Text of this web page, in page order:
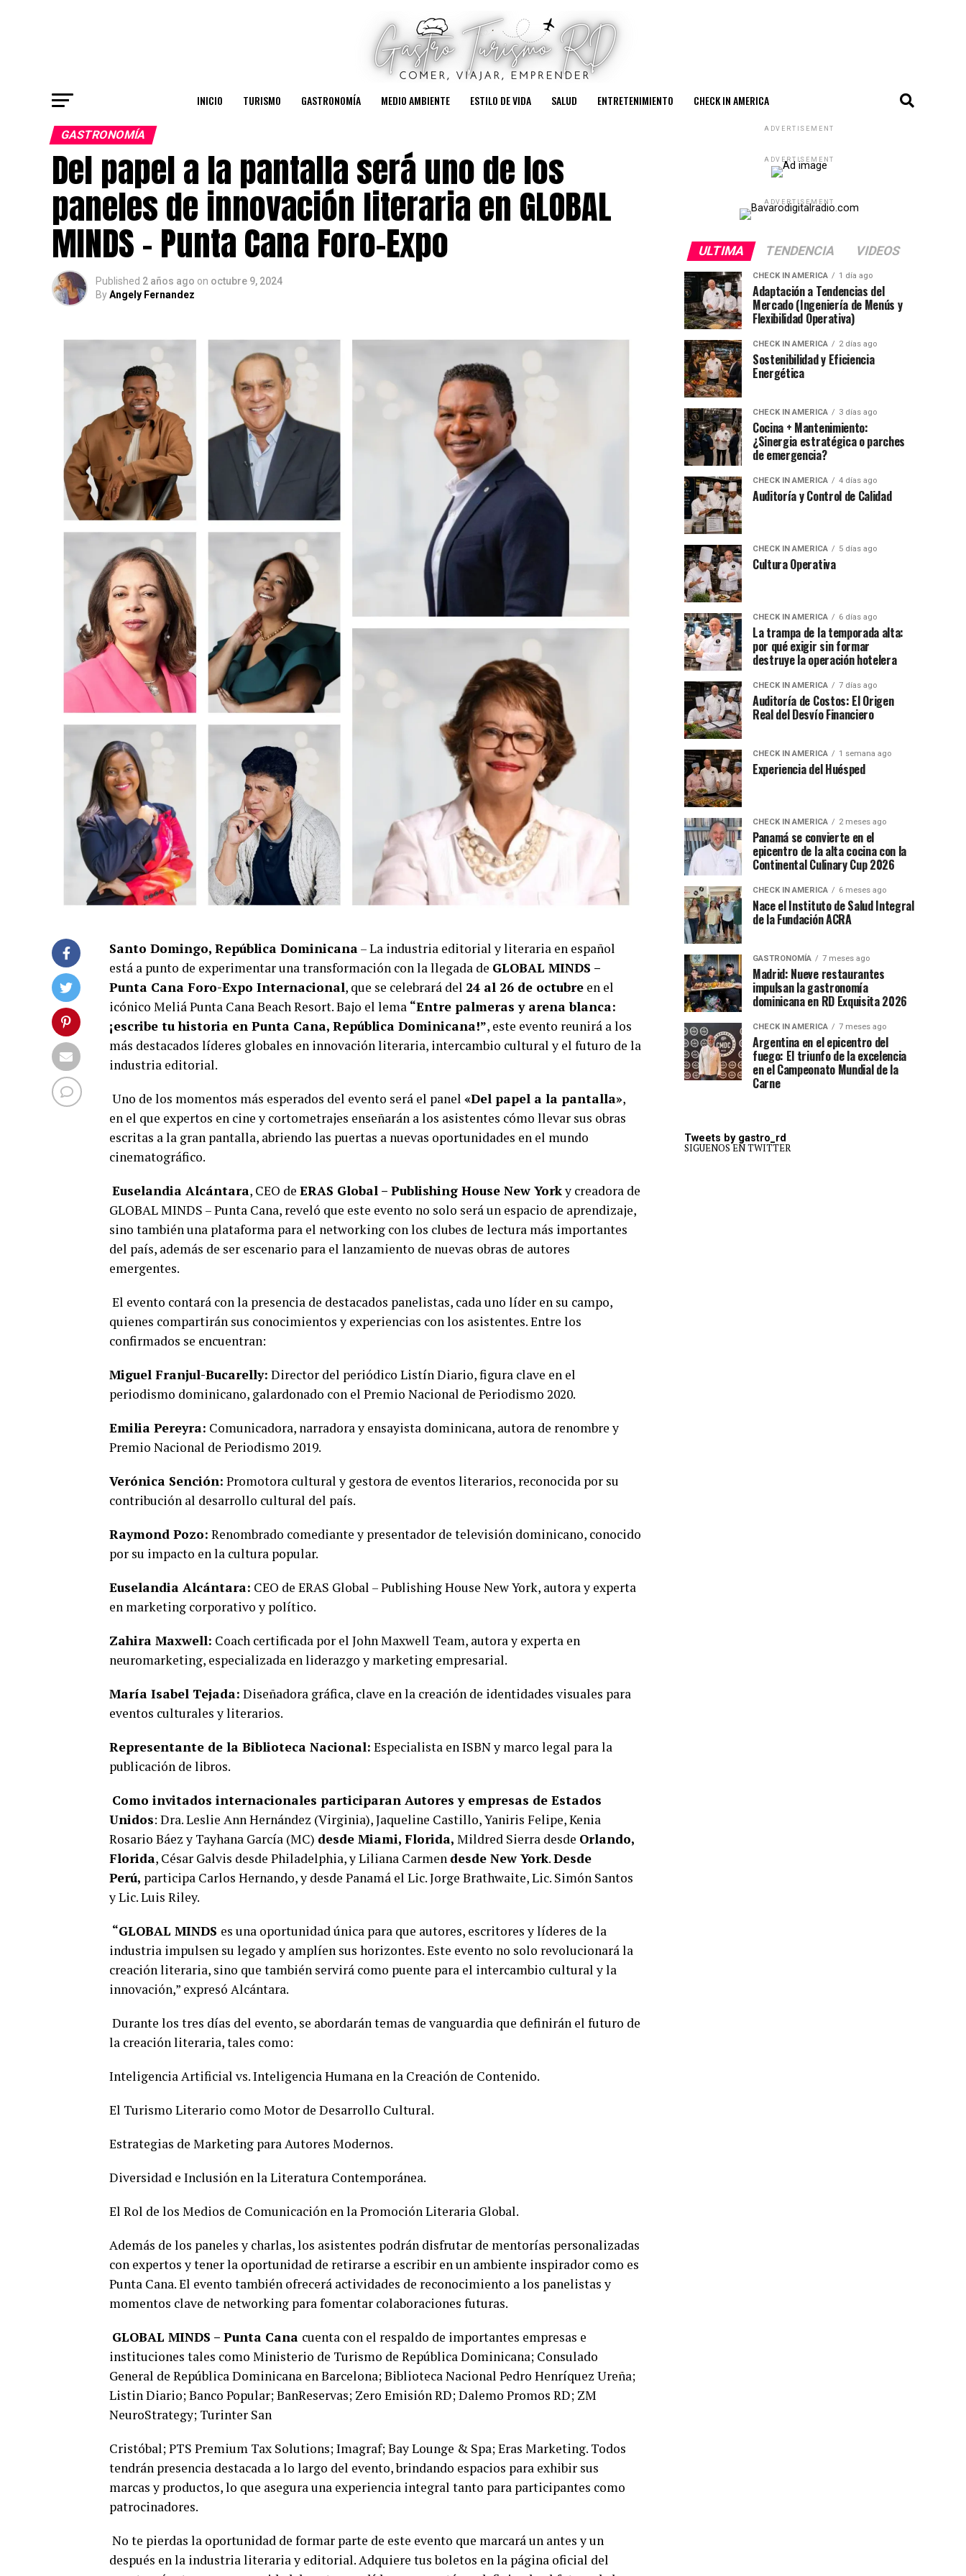
INICIO TURISMO GASTRONOMÍA MEDIO AMBIENTE ESTILO DE VIDA SALUD ENTRETENIMIENTO CHECK IN AMERICA
GASTRONOMÍA
Del papel a la pantalla será uno de los
paneles de innovación literaria en GLOBAL
MINDS – Punta Cana Foro-Expo
Published 2 años ago on octubre 9, 2024
ByAngely Fernandez
Santo Domingo, República Dominicana– La industria editorial y literaria en español
está a punto de experimentar una transformación con la llegada de GLOBAL MINDS –
Punta Cana Foro-Expo Internacional, que se celebrará del 24 al 26 de octubre en el
icónico Meliá Punta Cana Beach Resort. Bajo el lema “Entre palmeras y arena blanca:
¡escribe tu historia en Punta Cana, República Dominicana!”, este evento reunirá a los
más destacados líderes globales en innovación literaria, intercambio cultural y el futuro de la
industria editorial.
Uno de los momentos más esperados del evento será el panel «Del papel a la pantalla»,
en el que expertos en cine y cortometrajes enseñarán a los asistentes cómo llevar sus obras
escritas a la gran pantalla, abriendo las puertas a nuevas oportunidades en el mundo
cinematográfico.
Euselandia Alcántara, CEO de ERAS Global – Publishing House New Yorky creadora de
GLOBAL MINDS – Punta Cana, reveló que este evento no solo será un espacio de aprendizaje,
sino también una plataforma para el networking con los clubes de lectura más importantes
del país, además de ser escenario para el lanzamiento de nuevas obras de autores
emergentes.
El evento contará con la presencia de destacados panelistas, cada uno líder en su campo,
quienes compartirán sus conocimientos y experiencias con los asistentes. Entre los
confirmados se encuentran:
Miguel Franjul-Bucarelly: Director del periódico Listín Diario, figura clave en el
periodismo dominicano, galardonado con el Premio Nacional de Periodismo 2020.
Emilia Pereyra: Comunicadora, narradora y ensayista dominicana, autora de renombre y
Premio Nacional de Periodismo 2019.
Verónica Sención: Promotora cultural y gestora de eventos literarios, reconocida por su
contribución al desarrollo cultural del país.
Raymond Pozo: Renombrado comediante y presentador de televisión dominicano, conocido
por su impacto en la cultura popular.
Euselandia Alcántara: CEO de ERAS Global – Publishing House New York, autora y experta
en marketing corporativo y político.
Zahira Maxwell: Coach certificada por el John Maxwell Team, autora y experta en
neuromarketing, especializada en liderazgo y marketing empresarial.
María Isabel Tejada: Diseñadora gráfica, clave en la creación de identidades visuales para
eventos culturales y literarios.
Representante de la Biblioteca Nacional: Especialista en ISBN y marco legal para la
publicación de libros.
Como invitados internacionales participaran Autores y empresas de Estados
Unidos: Dra. Leslie Ann Hernández (Virginia), Jaqueline Castillo, Yaniris Felipe, Kenia
Rosario Báez y Tayhana García (MC) desde Miami, Florida, Mildred Sierra desde Orlando,
Florida, César Galvis desde Philadelphia, y Liliana Carmen desde New York.Desde
Perú, participa Carlos Hernando, y desde Panamá el Lic. Jorge Brathwaite, Lic. Simón Santos
y Lic. Luis Riley.
“GLOBAL MINDS es una oportunidad única para que autores, escritores y líderes de la
industria impulsen su legado y amplíen sus horizontes. Este evento no solo revolucionará la
creación literaria, sino que también servirá como puente para el intercambio cultural y la
innovación,” expresó Alcántara.
Durante los tres días del evento, se abordarán temas de vanguardia que definirán el futuro de
la creación literaria, tales como:
Inteligencia Artificial vs. Inteligencia Humana en la Creación de Contenido.
El Turismo Literario como Motor de Desarrollo Cultural.
Estrategias de Marketing para Autores Modernos.
Diversidad e Inclusión en la Literatura Contemporánea.
El Rol de los Medios de Comunicación en la Promoción Literaria Global.
Además de los paneles y charlas, los asistentes podrán disfrutar de mentorías personalizadas
con expertos y tener la oportunidad de retirarse a escribir en un ambiente inspirador como es
Punta Cana. El evento también ofrecerá actividades de reconocimiento a los panelistas y
momentos clave de networking para fomentar colaboraciones futuras.
GLOBAL MINDS – Punta Cana cuenta con el respaldo de importantes empresas e
instituciones tales como Ministerio de Turismo de República Dominicana; Consulado
General de República Dominicana en Barcelona; Biblioteca Nacional Pedro Henríquez Ureña;
Listin Diario; Banco Popular; BanReservas; Zero Emisión RD; Dalemo Promos RD; ZM
NeuroStrategy; Turinter San
Cristóbal; PTS Premium Tax Solutions; Imagraf; Bay Lounge & Spa; Eras Marketing. Todos
tendrán presencia destacada a lo largo del evento, brindando espacios para exhibir sus
marcas y productos, lo que asegura una experiencia integral tanto para participantes como
patrocinadores.
No te pierdas la oportunidad de formar parte de este evento que marcará un antes y un
después en la industria literaria y editorial. Adquiere tus boletos en la página oficial del
ADVERTISEMENT
ADVERTISEMENT
ADVERTISEMENT
ULTIMA TENDENCIA VIDEOS
CHECK IN AMERICA 1 día ago
Adaptación a Tendencias del
Mercado (Ingeniería de Menús y
Flexibilidad Operativa)
CHECK IN AMERICA 2 días ago
Sostenibilidad y Eficiencia
Energética
CHECK IN AMERICA 3 días ago
Cocina + Mantenimiento:
¿Sinergia estratégica o parches
de emergencia?
CHECK IN AMERICA 4 días ago
Auditoría y Control de Calidad
CHECK IN AMERICA 5 días ago
Cultura Operativa
CHECK IN AMERICA 6 días ago
La trampa de la temporada alta:
por qué exigir sin formar
destruye la operación hotelera
CHECK IN AMERICA 7 días ago
Auditoría de Costos: El Origen
Real del Desvío Financiero
CHECK IN AMERICA 1 semana ago
Experiencia del Huésped
CHECK IN AMERICA 2 meses ago
Panamá se convierte en el
epicentro de la alta cocina con la
Continental Culinary Cup 2026
CHECK IN AMERICA 6 meses ago
Nace el Instituto de Salud Integral
de la Fundación ACRA
GASTRONOMÍA 7 meses ago
Madrid: Nueve restaurantes
impulsan la gastronomía
dominicana en RD Exquisita 2026
CHECK IN AMERICA 7 meses ago
Argentina en el epicentro del
fuego: El triunfo de la excelencia
en el Campeonato Mundial de la
Carne
Tweets by gastro_rd
SIGUENOS EN TWITTER